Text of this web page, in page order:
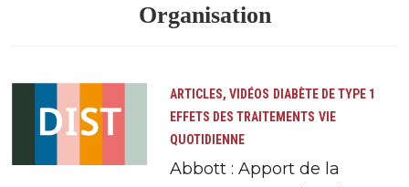
Organisation
ARTICLES, VIDÉOS DIABÈTE DE TYPE 1
EFFETS DES TRAITEMENTS VIE
QUOTIDIENNE
Abbott : Apport de la